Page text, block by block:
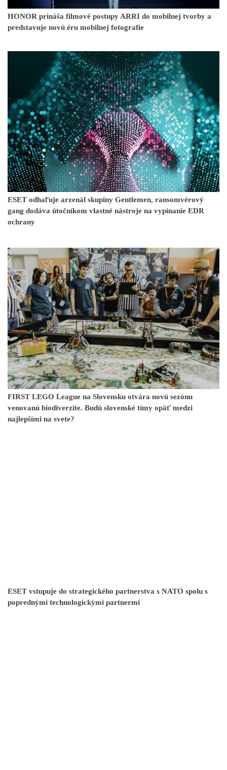
HONOR prináša filmové postupy ARRI do mobilnej tvorby a
predstavuje novú éru mobilnej fotografie
ESET odhaľuje arzenál skupiny Gentlemen, ransomvérový
gang dodáva útočníkom vlastné nástroje na vypínanie EDR
ochrany
FIRST LEGO League na Slovensku otvára novú sezónu
venovanú biodiverzite. Budú slovenské tímy opäť medzi
najlepšími na svete?
ESET vstupuje do strategického partnerstva s NATO spolu s
poprednými technologickými partnermi